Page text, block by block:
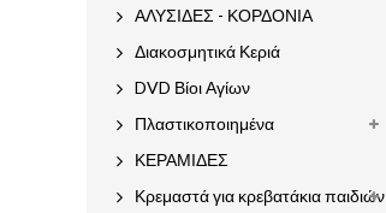
ΑΛΥΣΙΔΕΣ - ΚΟΡΔΟΝΙΑ
Διακοσμητικά Κεριά
DVD Βίοι Αγίων
Πλαστικοποιημένα
ΚΕΡΑΜΙΔΕΣ
Κρεμαστά για κρεβατάκια παιδιών